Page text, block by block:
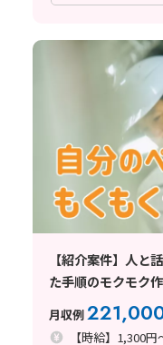
【紹介案件】人と
た手順のモクモク
月収例
【時給】1,300円